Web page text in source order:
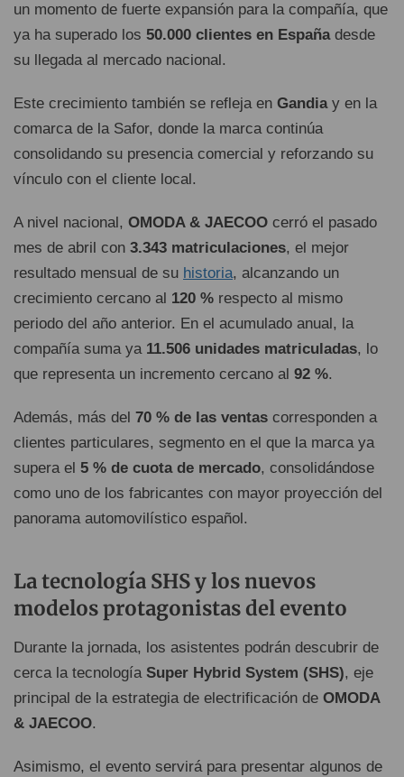
un momento de fuerte expansión para la compañía, que
ya ha superado los 50.000 clientes en Españadesde
su llegada al mercado nacional.
Este crecimiento también se refleja en Gandiay en la
comarca de la Safor, donde la marca continúa
consolidando su presencia comercial y reforzando su
vínculo con el cliente local.
A nivel nacional, OMODA & JAECOO cerró el pasado
mes de abril con 3.343 matriculaciones, el mejor
resultado mensual de su historia, alcanzando un
crecimiento cercano al 120 % respecto al mismo
periodo del año anterior. En el acumulado anual, la
compañía suma ya 11.506 unidades matriculadas, lo
que representa un incremento cercano al 92 %.
Además, más del 70 % de las ventas corresponden a
clientes particulares, segmento en el que la marca ya
supera el 5 % de cuota de mercado, consolidándose
como uno de los fabricantes con mayor proyección del
panorama automovilístico español.
La tecnología SHS y los nuevos
modelos protagonistas del evento
Durante la jornada, los asistentes podrán descubrir de
cerca la tecnología Super Hybrid System (SHS), eje
principal de la estrategia de electrificación de OMODA
& JAECOO.
Asimismo, el evento servirá para presentar algunos de